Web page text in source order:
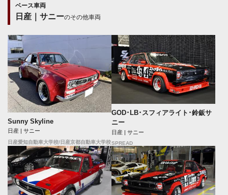
ベース車両
日産｜サニーのその他車両
Sunny Skyline
日産 | サニー
日産愛知自動車大学校/日産京都自動車大学校
GOD･LB･スフィアライト･鈴鈑サ
ニー
日産 | サニー
SPREAD